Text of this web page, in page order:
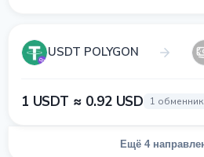
USDT POLYGON
1 USDT ≈ 0.92 USD 1 обменник
Ещё 4